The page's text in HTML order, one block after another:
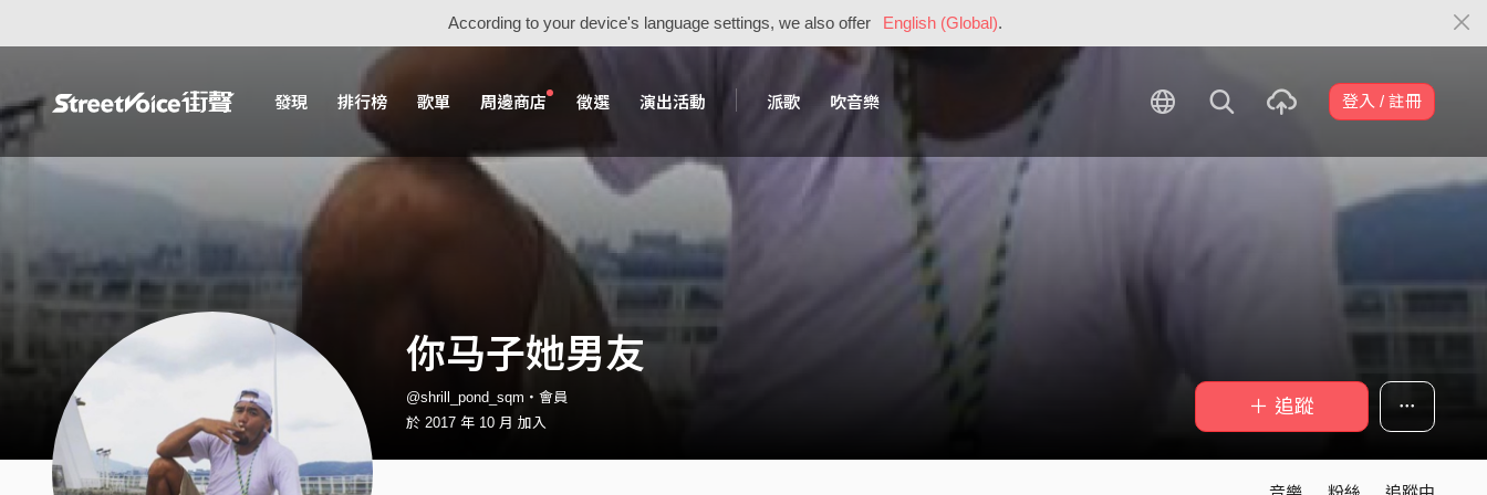
According to your device's language settings, we also offer English (Global).
發現 排行榜 歌單 周邊商店 徵選 演出活動 派歌 吹音樂 登入 / 註冊
你马子她男友
@shrill_pond_sqm・會員
於 2017 年 10 月 加入
＋ 追蹤